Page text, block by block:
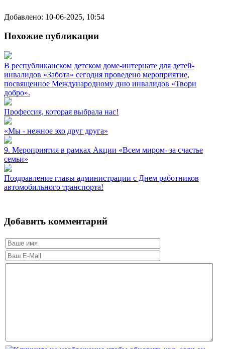
Добавлено: 10-06-2025, 10:54
Похожие публикации
В республиканском детском доме-интернате для детей-
инвалидов «Забота» сегодня проведено мероприятие,
посвященное Международному дню инвалидов «Твори
добро».
Профессия, которая выбрала нас!
«Мы - нежное эхо друг друга»
9. Мероприятия в рамках Акции «Всем миром- за счастье
семьи»
Поздравление главы администрации с Днем работников
автомобильного транспорта!
Добавить комментарий